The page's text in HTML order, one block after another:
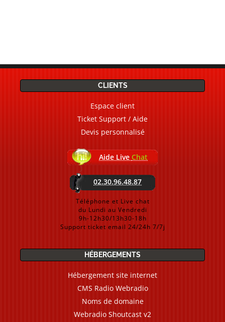
CLIENTS
Espace client
Ticket Support / Aide
Devis personnalisé
Aide Live Chat
02.30.96.48.87
Téléphone et Live chat
du Lundi au Vendredi
9h-12h30/13h30-18h
Support ticket email 24/24h 7/7j
HÉBERGEMENTS
Hébergement site internet
CMS Radio Webradio
Noms de domaine
Webradio Shoutcast v2